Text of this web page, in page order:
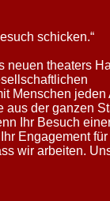
schicken.“
neuen theaters
Menschen jeden
aus der ganzen
Ihr Besuch
Engagement
wir arbeiten.